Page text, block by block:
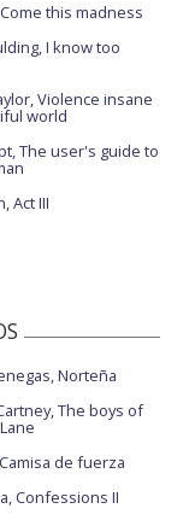
this madness
I know too
Violence insane
world
The user's guide to
Act III
Norteña
The boys of
de fuerza
Confessions II